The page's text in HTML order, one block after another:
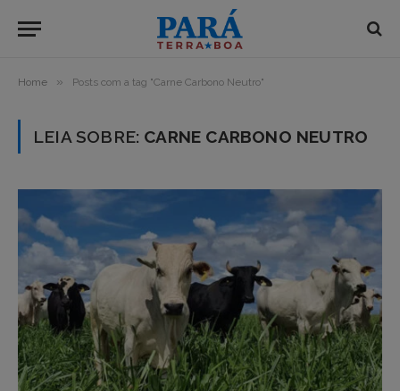
Home » Posts com a tag "Carne Carbono Neutro"
LEIA SOBRE: CARNE CARBONO NEUTRO